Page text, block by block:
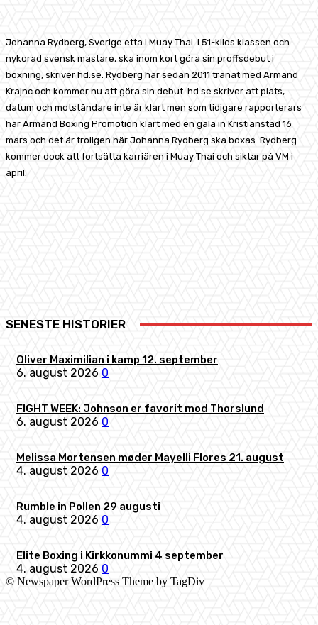
Johanna Rydberg, Sverige etta i Muay Thai i 51-kilos klassen och
nykorad svensk mästare, ska inom kort göra sin proffsdebut i
boxning, skriver hd.se. Rydberg har sedan 2011 tränat med Armand
Krajnc och kommer nu att göra sin debut. hd.se skriver att plats,
datum och motståndare inte är klart men som tidigare rapporterars
har Armand Boxing Promotion klart med en gala in Kristianstad 16
mars och det är troligen här Johanna Rydberg ska boxas. Rydberg
kommer dock att fortsätta karriären i Muay Thai och siktar på VM i
april.
SENESTE HISTORIER
Oliver Maximilian i kamp 12. september
6. august 2026 0
FIGHT WEEK: Johnson er favorit mod Thorslund
6. august 2026 0
Melissa Mortensen møder Mayelli Flores 21. august
4. august 2026 0
Rumble in Pollen 29 augusti
4. august 2026 0
Elite Boxing i Kirkkonummi 4 september
4. august 2026 0
© Newspaper WordPress Theme by TagDiv